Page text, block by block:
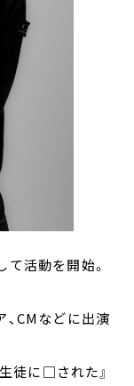
活動を開始。
CMなどに出演
徒に□された』